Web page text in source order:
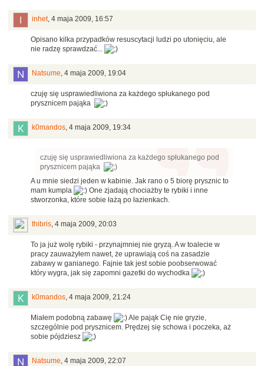
inhet, 4 maja 2009, 16:57
Opisano kilka przypadków resuscytacji ludzi po utonięciu, ale
nie radzę sprawdzać...
Natsume, 4 maja 2009, 19:04
czuję się usprawiedliwiona za każdego spłukanego pod
prysznicem pająka
k0mandos, 4 maja 2009, 19:34
czuję się usprawiedliwiona za każdego spłukanego pod
prysznicem pająka
A u mnie siedzi jeden w kabinie. Jak rano o 5 biorę prysznic to
mam kumpla
One zjadają chociażby te rybiki i inne
stworzonka, które sobie łażą po łazienkach.
thibris, 4 maja 2009, 20:03
To ja już wolę rybiki - przynajmniej nie gryzą. A w toalecie w
pracy zauważyłem nawet, że uprawiają coś na zasadzie
zabawy w ganianego. Fajnie tak jest sobie poobserwować
który wygra, jak się zapomni gazetki do wychodka
k0mandos, 4 maja 2009, 21:24
Miałem podobną zabawę
Ale pająk Cię nie gryzie,
szczególnie pod prysznicem. Prędzej się schowa i poczeka, aż
sobie pójdziesz
Natsume, 4 maja 2009, 22:07